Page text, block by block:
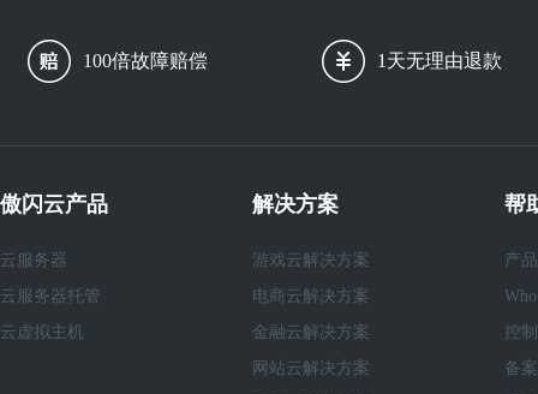
100倍故障赔偿 1天无理由退款
傲闪云产品
云服务器
云服务器托管
云虚拟主机
解决方案
游戏云解决方案
电商云解决方案
金融云解决方案
网站云解决方案
帮
产
控
备